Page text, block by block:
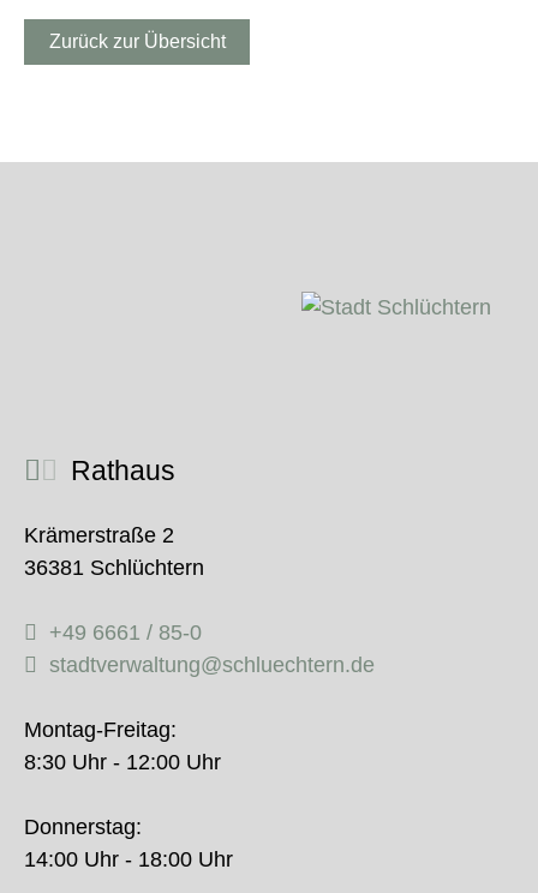
Zurück zur Übersicht
Rathaus
Krämerstraße 2
36381 Schlüchtern
+49 6661 / 85-0
stadtverwaltung@schluechtern.de
Montag-Freitag:
8:30 Uhr - 12:00 Uhr
Donnerstag:
14:00 Uhr - 18:00 Uhr